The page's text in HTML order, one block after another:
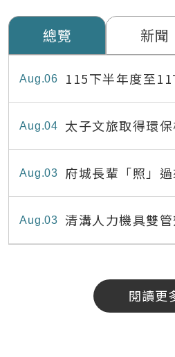
總覽 新聞
06
Aug
115下半年度至
缺員額表
04
Aug
太子文旅取得環
宿達22家
03
Aug
府城長輩「照」過來 繳照換電動
最高補助8,000元
03
Aug
清溝人力機具雙
清疏效能
閱讀更